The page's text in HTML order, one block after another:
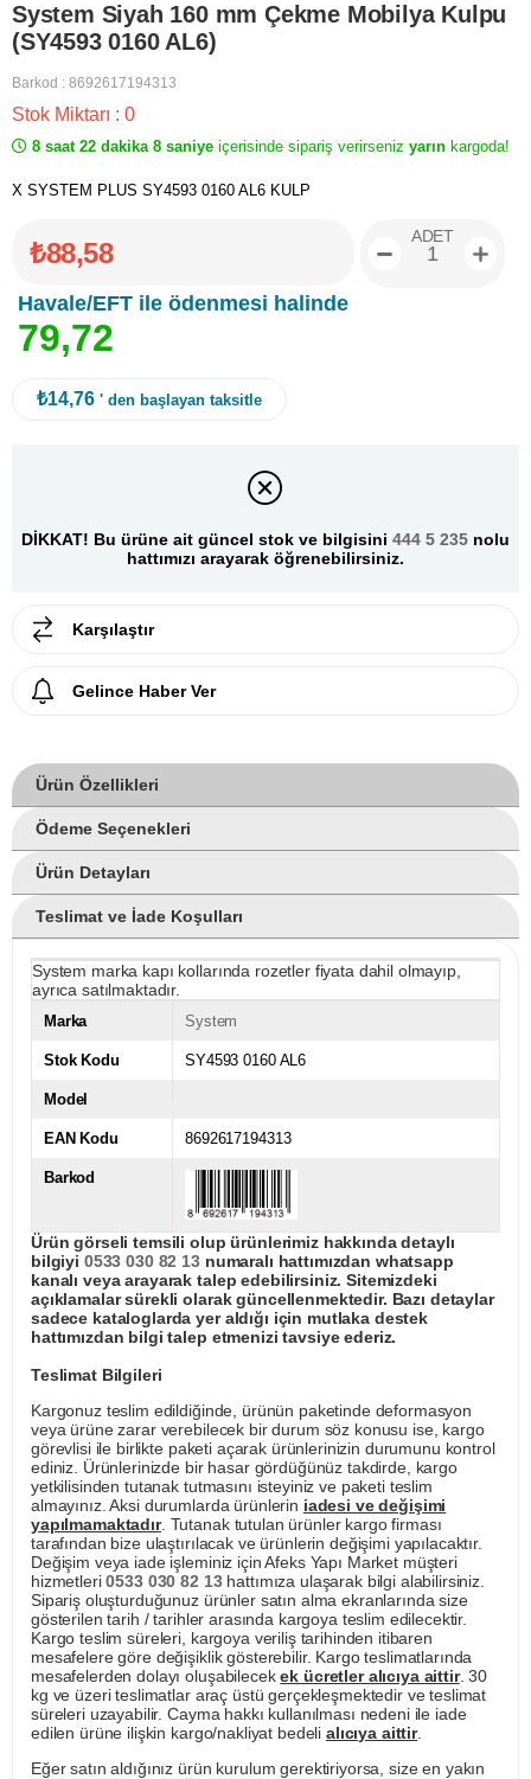
System Siyah 160 mm Çekme Mobilya Kulpu
(SY4593 0160 AL6)
Barkod : 8692617194313
Stok Miktarı : 0
8 saat 22 dakika 8 saniye içerisinde sipariş verirseniz yarın kargoda!
X SYSTEM PLUS SY4593 0160 AL6 KULP
₺88,58
Havale/EFT ile ödenmesi halinde
79,72
ADET
₺14,76 ' den başlayan taksitle
DİKKAT! Bu ürüne ait güncel stok ve bilgisini 444 5 235 nolu
hattımızı arayarak öğrenebilirsiniz.
Karşılaştır
Gelince Haber Ver
Ürün Özellikleri
Ödeme Seçenekleri
Ürün Detayları
Teslimat ve İade Koşulları
System marka kapı kollarında rozetler fiyata dahil olmayıp,
ayrıca satılmaktadır.
Marka System
Stok Kodu SY4593 0160 AL6
Model
EAN Kodu 8692617194313
Barkod
Ürün görseli temsili olup ürünlerimiz hakkında detaylı
bilgiyi 0533 030 82 13numaralı hattımızdan whatsapp
kanalı veya arayarak talep edebilirsiniz. Sitemizdeki
açıklamalar sürekli olarak güncellenmektedir. Bazı detaylar
sadece kataloglarda yer aldığı için mutlaka destek
hattımızdan bilgi talep etmenizi tavsiye ederiz.
Teslimat Bilgileri
Kargonuz teslim edildiğinde, ürünün paketinde deformasyon
veya ürüne zarar verebilecek bir durum söz konusu ise, kargo
görevlisi ile birlikte paketi açarak ürünlerinizin durumunu kontrol
ediniz. Ürünlerinizde bir hasar gördüğünüz takdirde, kargo
yetkilisinden tutanak tutmasını isteyiniz ve paketi teslim
almayınız. Aksi durumlarda ürünlerin iadesi ve değişimi
yapılmamaktadır. Tutanak tutulan ürünler kargo firması
tarafından bize ulaştırılacak ve ürünlerin değişimi yapılacaktır.
Değişim veya iade işleminiz için Afeks Yapı Market müşteri
hizmetleri0533 030 82 13hattımıza ulaşarak bilgi alabilirsiniz.
Sipariş oluşturduğunuz ürünler satın alma ekranlarında size
gösterilen tarih / tarihler arasında kargoya teslim edilecektir.
Kargo teslim süreleri, kargoya veriliş tarihinden itibaren
mesafelere göre değişiklik gösterebilir. Kargo teslimatlarında
mesafelerden dolayı oluşabilecekek ücretler alıcıya aittir. 30
kg ve üzeri teslimatlar araç üstü gerçekleşmektedir ve teslimat
süreleri uzayabilir. Cayma hakkı kullanılması nedeni ile iade
edilen ürüne ilişkin kargo/nakliyat bedeli alıcıya aittir.
Eğer satın aldığınız ürün kurulum gerektiriyorsa, size en yakın